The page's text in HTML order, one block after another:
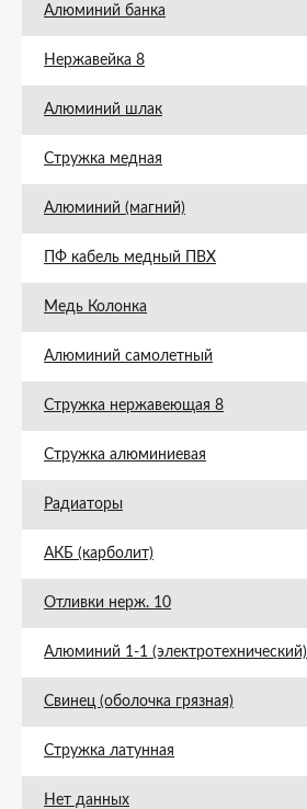
Алюминий банка
Нержавейка 8
Алюминий шлак
Стружка медная
Алюминий (магний)
ПФ кабель медный ПВХ
Медь Колонка
Алюминий самолетный
Стружка нержавеющая 8
Стружка алюминиевая
Радиаторы
АКБ (карболит)
Отливки нерж. 10
Алюминий 1-1 (электротехнический)
Свинец (оболочка грязная)
Стружка латунная
Нет данных